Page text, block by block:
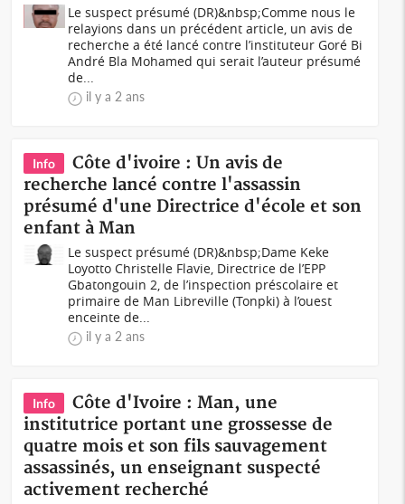
Le suspect présumé (DR)&nbsp;Comme nous le
relayions dans un précédent article, un avis de
recherche a été lancé contre l’instituteur Goré Bi
André Bla Mohamed qui serait l’auteur présumé
de...
il y a 2 ans
Info
Côte d'ivoire : Un avis de
recherche lancé contre l'assassin
présumé d'une Directrice d'école et son
enfant à Man
Le suspect présumé (DR)&nbsp;Dame Keke
Loyotto Christelle Flavie, Directrice de l’EPP
Gbatongouin 2, de l’inspection préscolaire et
primaire de Man Libreville (Tonpki) à l’ouest
enceinte de...
il y a 2 ans
Info
Côte d'Ivoire : Man, une
institutrice portant une grossesse de
quatre mois et son fils sauvagement
assassinés, un enseignant suspecté
activement recherché